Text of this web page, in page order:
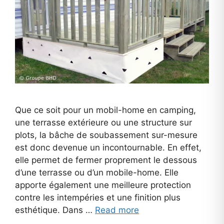
Que ce soit pour un mobil-home en camping,
une terrasse extérieure ou une structure sur
plots, la bâche de soubassement sur-mesure
est donc devenue un incontournable. En effet,
elle permet de fermer proprement le dessous
d’une terrasse ou d’un mobile-home. Elle
apporte également une meilleure protection
contre les intempéries et une finition plus
esthétique. Dans … Read more